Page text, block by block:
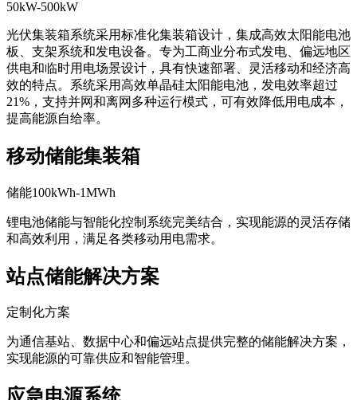
50kW-500kW
光伏集装箱系统采用标准化集装箱设计，集成高效太阳能电池
板、支架系统和发电设备。专为工商业分布式发电、偏远地区
供电和临时用电场景设计，具有快速部署、灵活移动和经济高
效的特点。系统采用高效单晶硅太阳能电池，发电效率超过
21%，支持并网和离网多种运行模式，可有效降低用电成本，
提高能源自给率。
移动储能集装箱
储能100kWh-1MWh
锂电池储能与智能化控制系统完美结合，实现能源的灵活存储
和高效利用，满足各类移动用电需求。
站点储能解决方案
定制化方案
为通信基站、数据中心和偏远站点提供完整的储能解决方案，
实现能源的可靠供应和智能管理。